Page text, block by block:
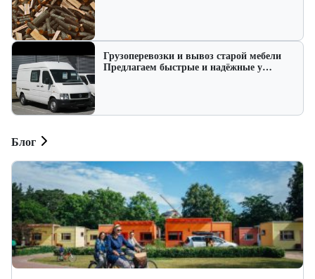
Грузоперевозки и вывоз старой мебели
Предлагаем быстрые и надёжные у…
Блог